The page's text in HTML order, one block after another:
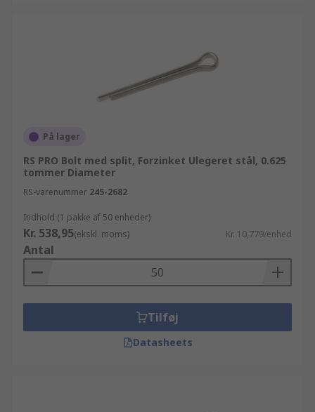
På lager
RS PRO Bolt med split, Forzinket Ulegeret stål, 0.625
tommer Diameter
RS-varenummer 245-2682
Indhold (1 pakke af 50 enheder)
Kr. 538,95(ekskl. moms) Kr. 10,779/enhed
Antal
Tilføj
Datasheets